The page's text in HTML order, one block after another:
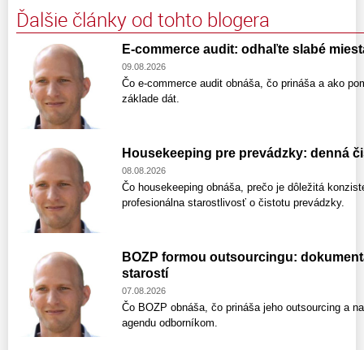
Ďalšie články od tohto blogera
E-commerce audit: odhaľte slabé
09.08.2026
Čo e-commerce audit obnáša, čo prináša a ako
základe dát.
Housekeeping pre prevádzky: denná
08.08.2026
Čo housekeeping obnáša, prečo je dôležitá
profesionálna starostlivosť o čistotu prevádzky.
BOZP formou outsourcingu:
starostí
07.08.2026
Čo BOZP obnáša, čo prináša jeho outsourcing a
agendu odborníkom.